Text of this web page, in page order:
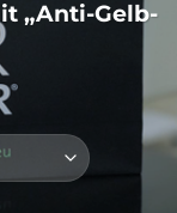
„Anti-Gelb-